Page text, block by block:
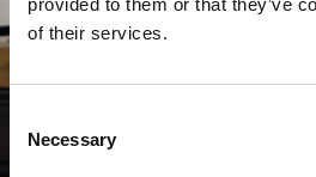
provided to them or that they’ve
of their services.
Selection
Necessary